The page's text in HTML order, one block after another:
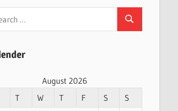
Search
August 2026
T W T F S
S